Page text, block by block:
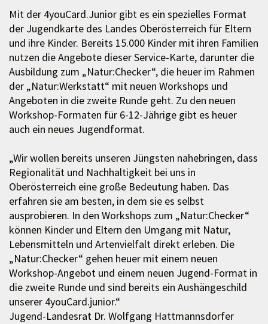
Mit der 4youCard.Junior gibt es ein spezielles Format
der Jugendkarte des Landes Oberösterreich für Eltern
und ihre Kinder. Bereits 15.000 Kinder mit ihren Familien
nutzen die Angebote dieser Service-Karte, darunter die
Ausbildung zum „Natur:Checker“, die heuer im Rahmen
der „Natur:Werkstatt“ mit neuen Workshops und
Angeboten in die zweite Runde geht. Zu den neuen
Workshop-Formaten für 6-12-Jährige gibt es heuer
auch ein neues Jugendformat.
„Wir wollen bereits unseren Jüngsten nahebringen, dass
Regionalität und Nachhaltigkeit bei uns in
Oberösterreich eine große Bedeutung haben. Das
erfahren sie am besten, in dem sie es selbst
ausprobieren. In den Workshops zum „Natur:Checker“
können Kinder und Eltern den Umgang mit Natur,
Lebensmitteln und Artenvielfalt direkt erleben. Die
„Natur:Checker“ gehen heuer mit einem neuen
Workshop-Angebot und einem neuen Jugend-Format in
die zweite Runde und sind bereits ein Aushängeschild
unserer 4youCard.junior.“
Jugend-Landesrat Dr. Wolfgang Hattmannsdorfer